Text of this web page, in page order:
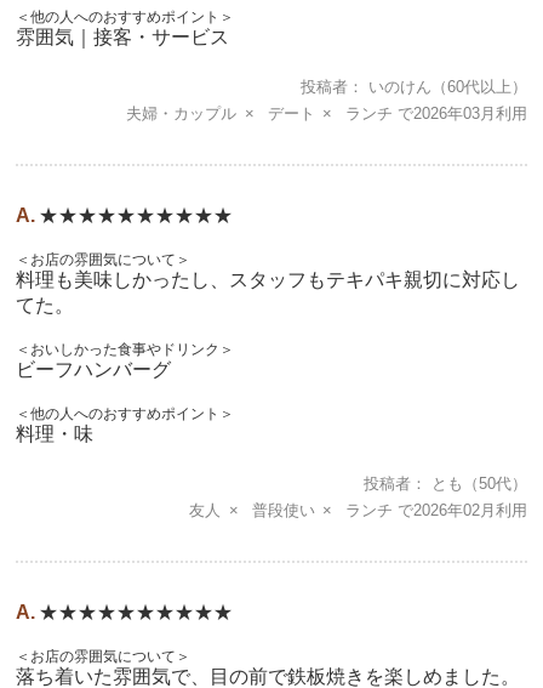
＜他の人へのおすすめポイント＞
雰囲気｜接客・サービス
投稿者 いのけん （60代以上）
夫婦・カップル
デート ランチ 2026年03月
★★★★★★★★★★
＜お店の雰囲気について＞
料理も美味しかったし、スタッフもテキパキ親切に対応し
てた。
＜おいしかった食事やドリンク＞
ビーフハンバーグ
＜他の人へのおすすめポイント＞
料理・味
投稿者 とも
（50代）
友人
普段使い ランチ 2026年02月
★★★★★★★★★★
＜お店の雰囲気について＞
落ち着いた雰囲気で、目の前で鉄板焼きを楽しめました。